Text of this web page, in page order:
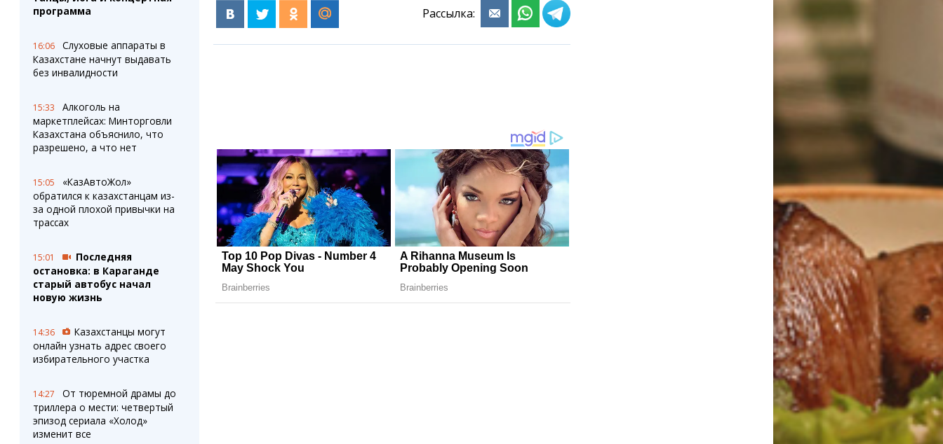
программа
16:06
Слуховые аппараты в
Казахстане начнут выдавать
без инвалидности
15:33
Алкоголь на
маркетплейсах: Минторговли
Казахстана объяснило, что
разрешено, а что нет
15:05
«КазАвтоЖол»
обратился к казахстанцам из-
за одной плохой привычки на
трассах
15:01
Последняя
остановка: в Караганде
старый автобус начал
новую жизнь
14:36
Казахстанцы могут
онлайн узнать адрес своего
избирательного участка
14:27
От тюремной драмы до
триллера о мести: четвертый
эпизод сериала «Холод»
изменит все
Рассылка: